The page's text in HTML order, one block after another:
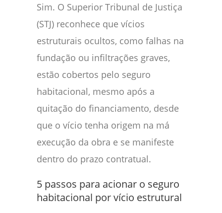
Sim. O Superior Tribunal de Justiça
(STJ) reconhece que vícios
estruturais ocultos, como falhas na
fundação ou infiltrações graves,
estão cobertos pelo seguro
habitacional, mesmo após a
quitação do financiamento, desde
que o vício tenha origem na má
execução da obra e se manifeste
dentro do prazo contratual.
5 passos para acionar o seguro
habitacional por vício estrutural